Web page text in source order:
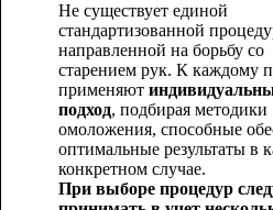
Не существует единой
стандартизованной
направленной на борьбу со
старением рук. К каждому
применяют
подход, подбирая методики
омоложения, способные
оптимальные результаты в
конкретном случае.
При выборе процедур